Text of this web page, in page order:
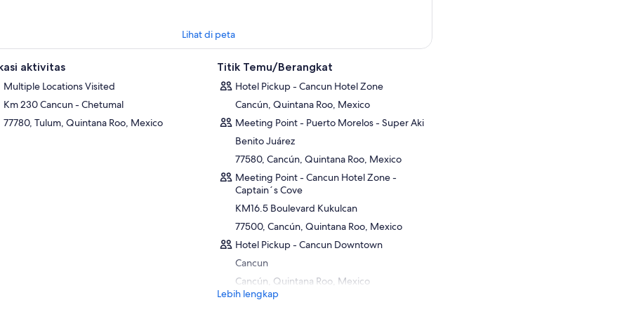
Lihat di peta
aktivitas
Multiple Locations Visited
Km 230 Cancun - Chetumal
77780, Tulum, Quintana Roo, Mexico
Titik Temu/Berangkat
Hotel Pickup - Cancun Hotel Zone
Cancún, Quintana Roo, Mexico
Meeting Point - Puerto Morelos - Super Aki
Benito Juárez
77580, Cancún, Quintana Roo, Mexico
Meeting Point - Cancun Hotel Zone -
Captain´s Cove
KM16.5 Boulevard Kukulcan
77500, Cancún, Quintana Roo, Mexico
Hotel Pickup - Cancun Downtown
Cancun
Cancún, Quintana Roo, Mexico
Lebih lengkap